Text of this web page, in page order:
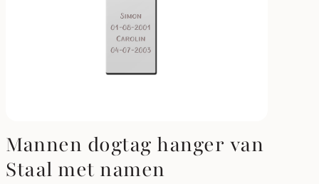
Mannen dogtag hanger van
Staal met namen